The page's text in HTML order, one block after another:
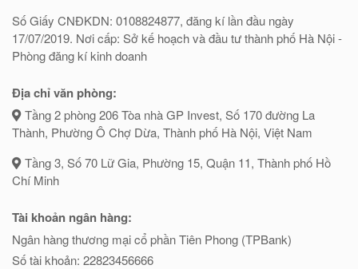
Số Giấy CNĐKDN: 0108824877, đăng kí lần đầu ngày
17/07/2019. Nơi cấp: Sở kế hoạch và đầu tư thành phố Hà Nội -
Phòng đăng kí kinh doanh
Địa chỉ văn phòng:
Tầng 2 phòng 206 Tòa nhà GP Invest, Số 170 đường La
Thành, Phường Ô Chợ Dừa, Thành phố Hà Nội, Việt Nam
Tầng 3, Số 70 Lữ Gia, Phường 15, Quận 11, Thành phố Hồ
Chí Minh
Tài khoản ngân hàng:
Ngân hàng thương mại cổ phần Tiên Phong (TPBank)
Số tài khoản: 22823456666